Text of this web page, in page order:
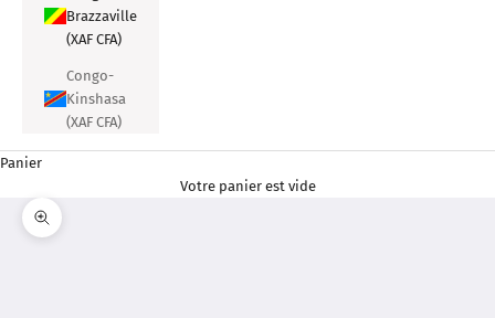
Brazzaville
(XAF CFA)
Congo-
Kinshasa
(XAF CFA)
Panier
Votre panier est vide
Zoomer sur l'image